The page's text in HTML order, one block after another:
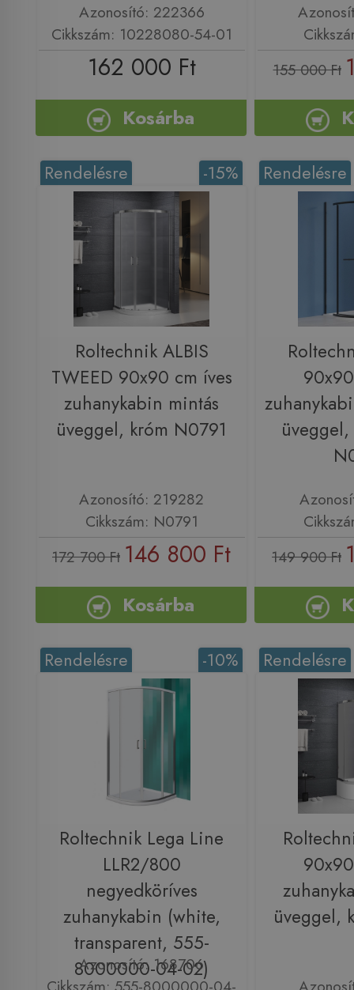
Azonosító: 222366
Cikkszám: 10228080-54-01
162 000 Ft
Kosárba
155 000 Ft
-15%
Rendelésre
Roltechnik ALBIS
TWEED 90x90 cm íves
zuhanykabin mintás
üveggel, króm N0791
Azonosító: 219282
Cikkszám: N0791
172 700 Ft 146 800 Ft
Kosárba
Rendelésre
149 900 Ft
-10%
Rendelésre
Roltechnik Lega Line
LLR2/800
negyedköríves
zuhanykabin (white,
transparent, 555-
8000000-04-02)
Azonosító: 168706
Rendelésre
üveggel,